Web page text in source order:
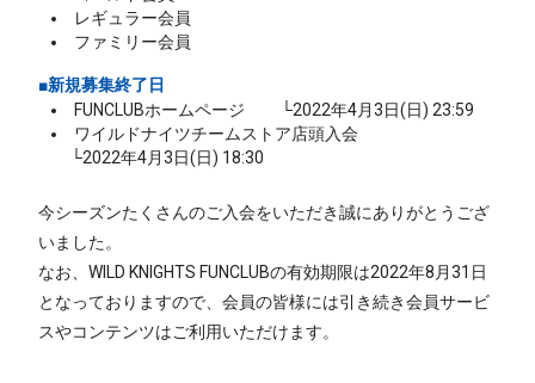
レギュラー会員
ファミリー会員
■新規募集終了日
FUNCLUBホームページ
└2022年4月3日(日) 23:59
ワイルドナイツチームストア店頭入会
└2022年4月3日(日) 18:30
今シーズンたくさんのご入会をいただき誠にありがとうござ
いました。
なお、WILD KNIGHTS FUNCLUBの有効期限は2022年8月31日
となっておりますので、会員の皆様には引き続き会員サービ
スやコンテンツはご利用いただけます。